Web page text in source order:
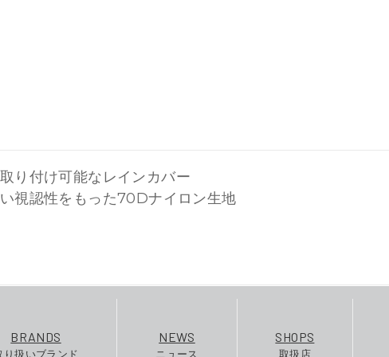
り付け可能なレインカバー
視認性をもった70Dナイロン生地
BRANDS
り扱いブランド
NEWS
ニュース
SHOPS
取扱店